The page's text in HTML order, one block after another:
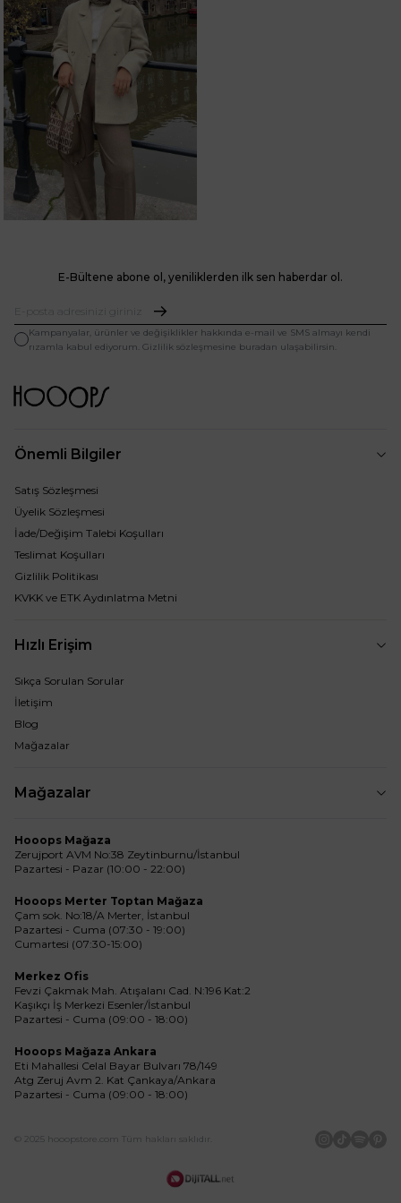
E-Bültene abone ol, yeniliklerden ilk sen haberdar ol.
Kampanyalar, ürünler ve değişiklikler hakkında e-mail ve SMS almayı kendi
rızamla kabul ediyorum. Gizlilik sözleşmesine buradan ulaşabilirsin.
Önemli Bilgiler
Satış Sözleşmesi
Üyelik Sözleşmesi
İade/Değişim Talebi Koşulları
Teslimat Koşulları
Gizlilik Politikası
KVKK ve ETK Aydınlatma Metni
Hızlı Erişim
Sıkça Sorulan Sorular
İletişim
Blog
Mağazalar
Mağazalar
Hooops Mağaza
Zerujport AVM No:38 Zeytinburnu/İstanbul
Pazartesi - Pazar (10:00 - 22:00)
Hooops Merter Toptan Mağaza
Çam sok. No:18/A Merter, İstanbul
Pazartesi - Cuma (07:30 - 19:00)
Cumartesi (07:30-15:00)
Merkez Ofis
Fevzi Çakmak Mah. Atışalanı Cad. N:196 Kat:2
Kaşıkçı İş Merkezi Esenler/İstanbul
Pazartesi - Cuma (09:00 - 18:00)
Hooops Mağaza Ankara
Eti Mahallesi Celal Bayar Bulvarı 78/149
Atg Zeruj Avm 2. Kat Çankaya/Ankara
Pazartesi - Cuma (09:00 - 18:00)
© 2025 hooopstore.com Tüm hakları saklıdır.